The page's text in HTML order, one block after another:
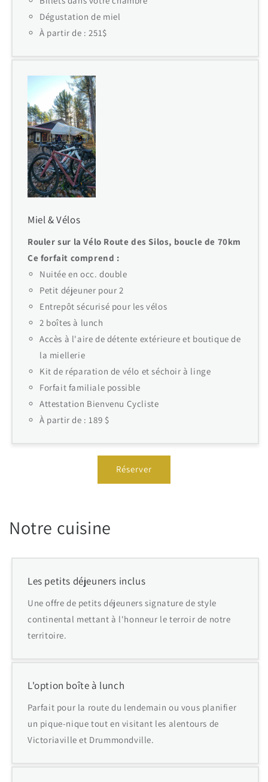
Dégustation de miel
À partir de : 251$
Miel & Vélos
Rouler sur la Vélo Route des Silos, boucle de 70km
Ce forfait comprend :
Nuitée en occ. double
Petit déjeuner pour 2
Entrepôt sécurisé pour les vélos
2 boîtes à lunch
Accès à l'aire de détente extérieure et boutique de
la miellerie
Kit de réparation de vélo et séchoir à linge
Forfait familiale possible
Attestation Bienvenu Cycliste
À partir de : 189 $
Réserver
Notre cuisine
Les petits déjeuners inclus
Une offre de petits déjeuners signature de style
continental mettant à l'honneur le terroir de notre
territoire.
L'option boîte à lunch
Parfait pour la route du lendemain ou vous planifier
un pique-nique tout en visitant les alentours de
Victoriaville et Drummondville.